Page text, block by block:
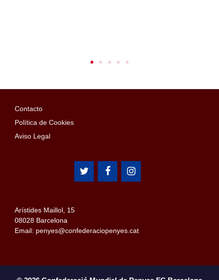
Contacto
Política de Cookies
Aviso Legal
Arístides Maillol, 15
08028 Barcelona
Email: penyes@confederaciopenyes.cat